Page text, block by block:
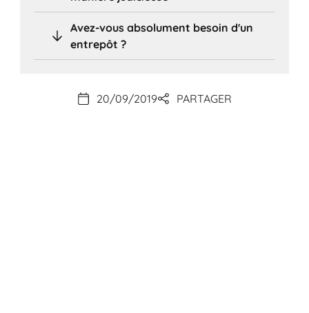
Avez-vous absolument besoin d'un
entrepôt ?
20/09/2019 PARTAGER